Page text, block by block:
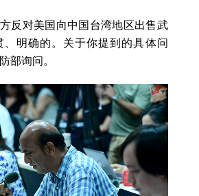
反对美国向中国台湾地区出售武
、明确的。关于你提到的具体问
部询问。